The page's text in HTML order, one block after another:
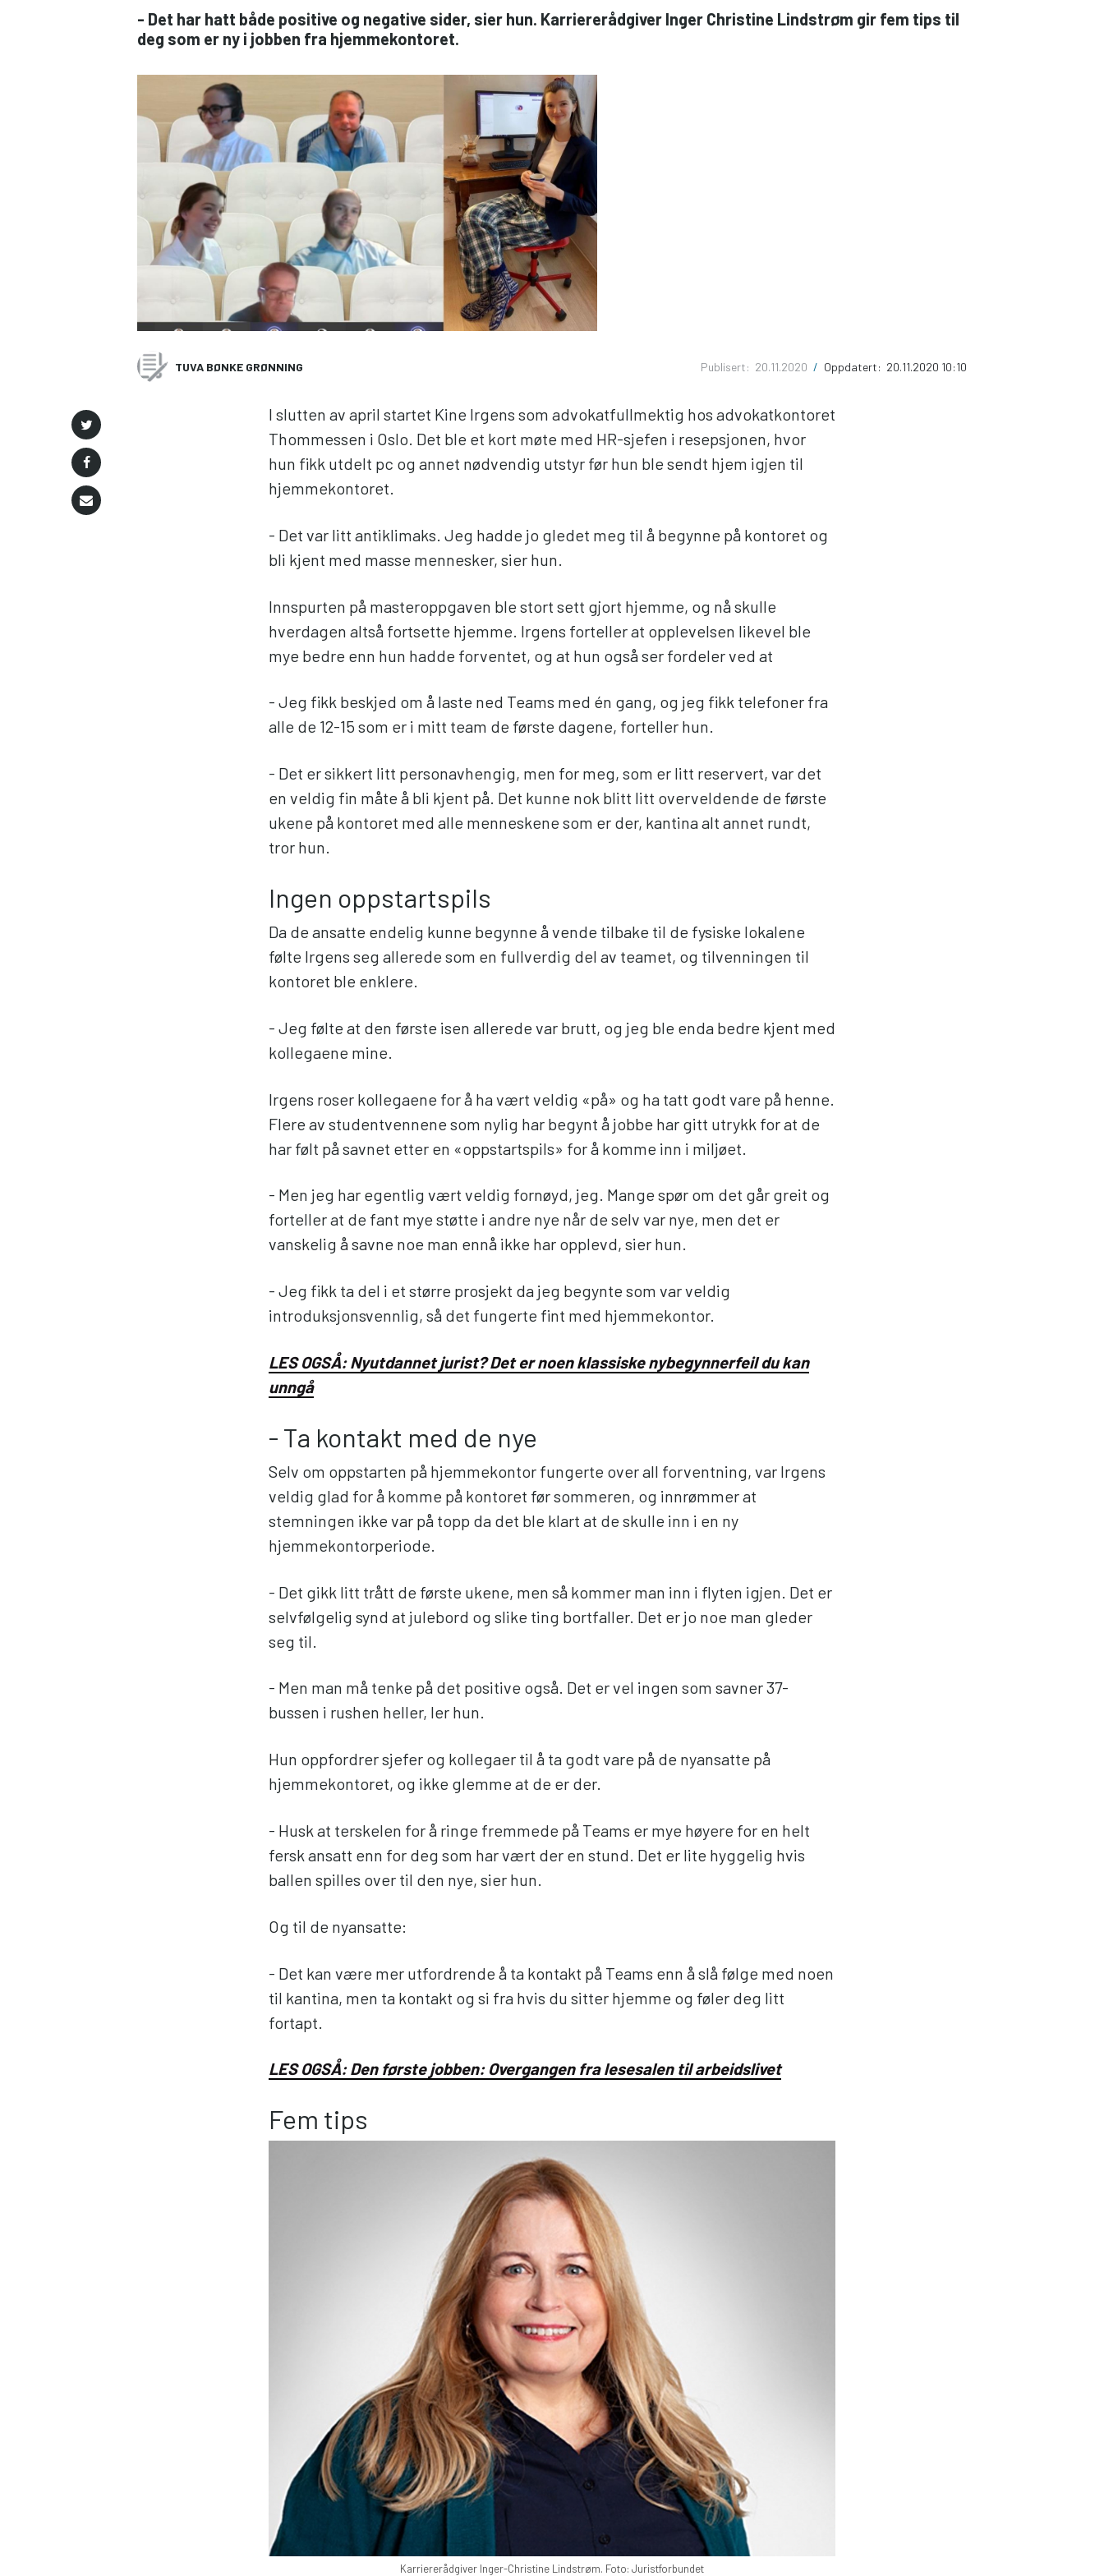
- Det har hatt både positive og negative sider, sier hun. Karriererådgiver Inger Christine Lindstrøm gir fem tips til
deg som er ny i jobben fra hjemmekontoret.
TUVA BØNKE GRØNNING Publisert: 20.11.2020 / Oppdatert: 20.11.2020 10:10
I slutten av april startet Kine Irgens som advokatfullmektig hos advokatkontoret
Thommessen i Oslo. Det ble et kort møte med HR-sjefen i resepsjonen, hvor
hun fikk utdelt pc og annet nødvendig utstyr før hun ble sendt hjem igjen til
hjemmekontoret.
- Det var litt antiklimaks. Jeg hadde jo gledet meg til å begynne på kontoret og
bli kjent med masse mennesker, sier hun.
Innspurten på masteroppgaven ble stort sett gjort hjemme, og nå skulle
hverdagen altså fortsette hjemme. Irgens forteller at opplevelsen likevel ble
mye bedre enn hun hadde forventet, og at hun også ser fordeler ved at
- Jeg fikk beskjed om å laste ned Teams med én gang, og jeg fikk telefoner fra
alle de 12-15 som er i mitt team de første dagene, forteller hun.
- Det er sikkert litt personavhengig, men for meg, som er litt reservert, var det
en veldig fin måte å bli kjent på. Det kunne nok blitt litt overveldende de første
ukene på kontoret med alle menneskene som er der, kantina alt annet rundt,
tror hun.
Ingen oppstartspils
Da de ansatte endelig kunne begynne å vende tilbake til de fysiske lokalene
følte Irgens seg allerede som en fullverdig del av teamet, og tilvenningen til
kontoret ble enklere.
- Jeg følte at den første isen allerede var brutt, og jeg ble enda bedre kjent med
kollegaene mine.
Irgens roser kollegaene for å ha vært veldig «på» og ha tatt godt vare på henne.
Flere av studentvennene som nylig har begynt å jobbe har gitt utrykk for at de
har følt på savnet etter en «oppstartspils» for å komme inn i miljøet.
- Men jeg har egentlig vært veldig fornøyd, jeg. Mange spør om det går greit og
forteller at de fant mye støtte i andre nye når de selv var nye, men det er
vanskelig å savne noe man ennå ikke har opplevd, sier hun.
- Jeg fikk ta del i et større prosjekt da jeg begynte som var veldig
introduksjonsvennlig, så det fungerte fint med hjemmekontor.
LES OGSÅ: Nyutdannet jurist? Det er noen klassiske nybegynnerfeil du kan
unngå
- Ta kontakt med de nye
Selv om oppstarten på hjemmekontor fungerte over all forventning, var Irgens
veldig glad for å komme på kontoret før sommeren, og innrømmer at
stemningen ikke var på topp da det ble klart at de skulle inn i en ny
hjemmekontorperiode.
- Det gikk litt trått de første ukene, men så kommer man inn i flyten igjen. Det er
selvfølgelig synd at julebord og slike ting bortfaller. Det er jo noe man gleder
seg til.
- Men man må tenke på det positive også. Det er vel ingen som savner 37-
bussen i rushen heller, ler hun.
Hun oppfordrer sjefer og kollegaer til å ta godt vare på de nyansatte på
hjemmekontoret, og ikke glemme at de er der.
- Husk at terskelen for å ringe fremmede på Teams er mye høyere for en helt
fersk ansatt enn for deg som har vært der en stund. Det er lite hyggelig hvis
ballen spilles over til den nye, sier hun.
Og til de nyansatte:
- Det kan være mer utfordrende å ta kontakt på Teams enn å slå følge med noen
til kantina, men ta kontakt og si fra hvis du sitter hjemme og føler deg litt
fortapt.
LES OGSÅ: Den første jobben: Overgangen fra lesesalen til arbeidslivet
Fem tips
Karriererådgiver Inger-Christine Lindstrøm. Foto: Juristforbundet